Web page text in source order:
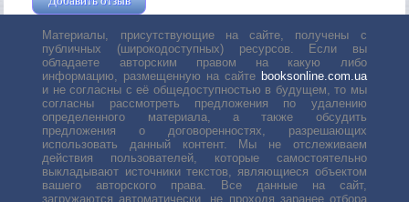
Материалы, присутствующие на сайте, получены с
публичных (широкодоступных) ресурсов. Если вы
обладаете авторским правом на какую либо
информацию, размещенную на сайте booksonline.com.ua
и не согласны с её общедоступностью в будущем, то мы
согласны рассмотреть предложения по удалению
определенного материала, а также обсудить
предложения о договоренностях, разрешающих
использовать данный контент. Мы не отслеживаем
действия пользователей, которые самостоятельно
выкладывают источники текстов, являющиеся объектом
вашего авторского права. Все данные на сайт,
загружаются автоматически, не проходя заранее отбора